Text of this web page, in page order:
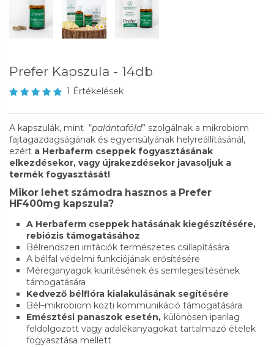
Prefer Kapszula - 14db
1 Értékelések
A kapszulák, mint “palántaföld” szolgálnak a mikrobiom
fajtagazdagságának és egyensúlyának helyreállításánál,
ezért a Herbaferm cseppek fogyasztásának
elkezdésekor, vagy újrakezdésekor javasoljuk a
termék fogyasztását!
Mikor lehet számodra hasznos a Prefer
HF400mg kapszula?
A Herbaferm cseppek hatásának kiegészítésére,
rebiózis támogatásához
Bélrendszeri irritációk természetes csillapítására
A bélfal védelmi funkciójának erősítésére
Méreganyagok kiürítésének és semlegesítésének
támogatására
Kedvező bélflóra kialakulásának segítésére
Bél–mikrobiom közti kommunikáció támogatására
Emésztési panaszok esetén, különösen iparilag
feldolgozott vagy adalékanyagokat tartalmazó ételek
fogyasztása mellett